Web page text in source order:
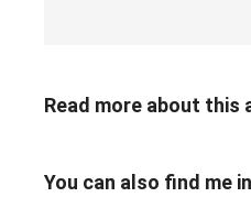
Read more about this
You can also find me